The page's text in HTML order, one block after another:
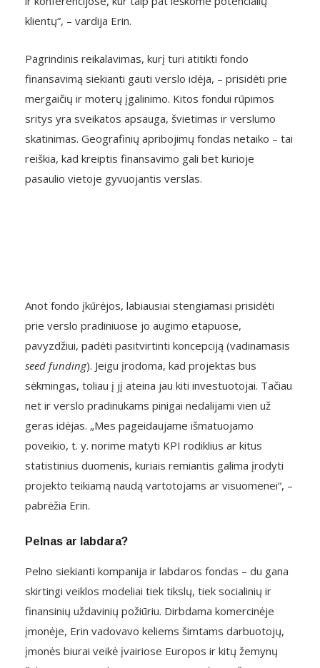
klientų“, – vardija Erin.
Pagrindinis reikalavimas, kurį turi atitikti fondo
finansavimą siekianti gauti verslo idėja, – prisidėti prie
mergaičių ir moterų įgalinimo. Kitos fondui rūpimos
sritys yra sveikatos apsauga, švietimas ir verslumo
skatinimas. Geografinių apribojimų fondas netaiko – tai
reiškia, kad kreiptis finansavimo gali bet kurioje
pasaulio vietoje gyvuojantis verslas.
Anot fondo įkūrėjos, labiausiai stengiamasi prisidėti
prie verslo pradiniuose jo augimo etapuose,
pavyzdžiui, padėti pasitvirtinti koncepciją (vadinamasis
seed funding). Jeigu įrodoma, kad projektas bus
sėkmingas, toliau į jį ateina jau kiti investuotojai. Tačiau
net ir verslo pradinukams pinigai nedalijami vien už
geras idėjas. „Mes pageidaujame išmatuojamo
poveikio, t. y. norime matyti KPI rodiklius ar kitus
statistinius duomenis, kuriais remiantis galima įrodyti
projekto teikiamą naudą vartotojams ar visuomenei“, –
pabrėžia Erin.
Pelnas ar labdara?
Pelno siekianti kompanija ir labdaros fondas – du gana
skirtingi veiklos modeliai tiek tikslų, tiek socialinių ir
finansinių uždavinių požiūriu. Dirbdama komercinėje
įmonėje, Erin vadovavo keliems šimtams darbuotojų,
įmonės biurai veikė įvairiose Europos ir kitų žemynų